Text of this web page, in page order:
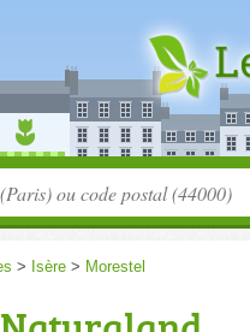
> Isère > Morestel